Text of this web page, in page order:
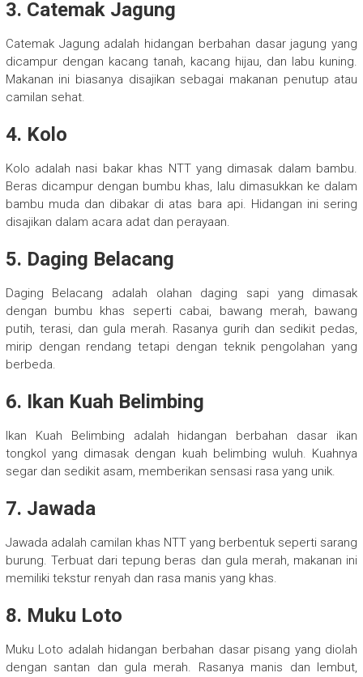
3. Catemak Jagung
Catemak Jagung adalah hidangan berbahan dasar jagung yang
dicampur dengan kacang tanah, kacang hijau, dan labu kuning.
Makanan ini biasanya disajikan sebagai makanan penutup atau
camilan sehat.
4. Kolo
Kolo adalah nasi bakar khas NTT yang dimasak dalam bambu.
Beras dicampur dengan bumbu khas, lalu dimasukkan ke dalam
bambu muda dan dibakar di atas bara api. Hidangan ini sering
disajikan dalam acara adat dan perayaan.
5. Daging Belacang
Daging Belacang adalah olahan daging sapi yang dimasak
dengan bumbu khas seperti cabai, bawang merah, bawang
putih, terasi, dan gula merah. Rasanya gurih dan sedikit pedas,
mirip dengan rendang tetapi dengan teknik pengolahan yang
berbeda.
6. Ikan Kuah Belimbing
Ikan Kuah Belimbing adalah hidangan berbahan dasar ikan
tongkol yang dimasak dengan kuah belimbing wuluh. Kuahnya
segar dan sedikit asam, memberikan sensasi rasa yang unik.
7. Jawada
Jawada adalah camilan khas NTT yang berbentuk seperti sarang
burung. Terbuat dari tepung beras dan gula merah, makanan ini
memiliki tekstur renyah dan rasa manis yang khas.
8. Muku Loto
Muku Loto adalah hidangan berbahan dasar pisang yang diolah
dengan santan dan gula merah. Rasanya manis dan lembut,